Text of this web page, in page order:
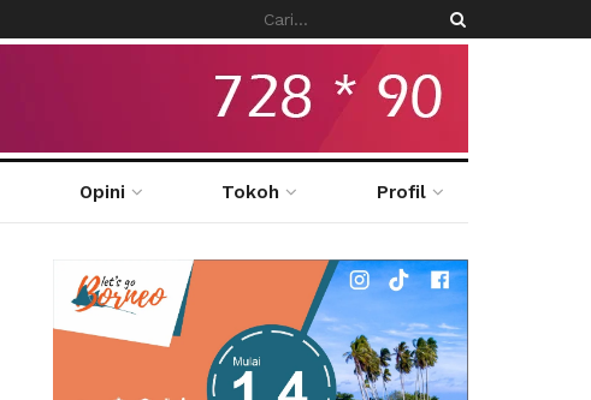
Opini Tokoh Profil